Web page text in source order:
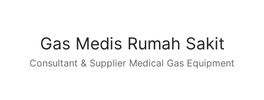
Gas Medis Rumah Sakit
Consultant & Supplier Medical Gas Equipment